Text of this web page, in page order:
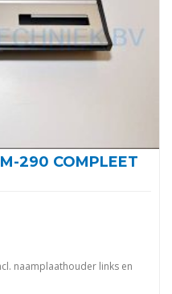
290 COMPLEET
naamplaathouder links en